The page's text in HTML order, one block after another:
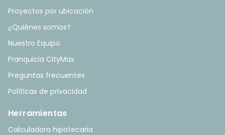
Proyectos por ubicación
¿Quiénes somos?
Nuestro Equipo
Franquicia CityMax
Preguntas frecuentes
Políticas de privacidad
Herramientas
Calculadora hipotecaria